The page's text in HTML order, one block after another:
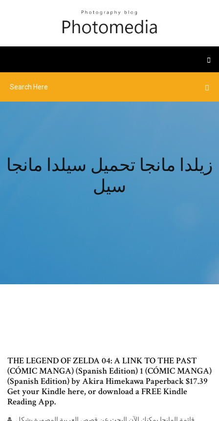
زيلدا مانجا تحميل سيلدا مانجا
سيل
THE LEGEND OF ZELDA 04: A LINK TO THE PAST
(CÓMIC MANGA) (Spanish Edition) 1 (CÓMIC MANGA)
(Spanish Edition) by Akira Himekawa Paperback $17.39
Get your Kindle here, or download a FREE Kindle
Reading App.